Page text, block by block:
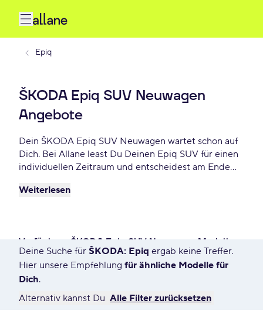
Epiq
ŠKODA Epiq SUV Neuwagen
Angebote
Dein ŠKODA Epiq SUV Neuwagen wartet schon auf
Dich. Bei Allane least Du Deinen Epiq SUV für einen
individuellen Zeitraum und entscheidest am Ende
oder zurückgeben willst. Finde das perfekte ŠKODA
Weiterlesen
Verfügbare ŠKODA Epiq SUV Neuwagen Modelle
32 Angebote für Deine Suche
Deine Suche für ŠKODA: Epiq ergab keine Treffer.
Hier unsere Empfehlung für ähnliche Modelle für
Dich.
Alternativ kannst Du Alle Filter zurücksetzen